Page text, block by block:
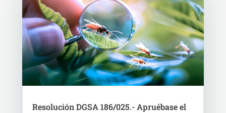
Resolución DGSA 186/025.- Apruébase el